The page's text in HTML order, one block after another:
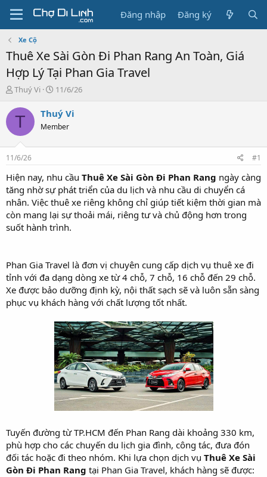
Đăng nhập Đăng ký
Xe Cộ
Thuê Xe Sài Gòn Đi Phan Rang An Toàn, Giá
Hợp Lý Tại Phan Gia Travel
T
r
a
s
t
a
t
e
r
Thuý Vi
N
à
y
g
11/6/26
T Thuý Vi
Member
11/6/26 #1
Hiện nay, nhu cầu Thuê Xe Sài Gòn Đi Phan Rang ngày càng
tăng nhờ sự phát triển của du lịch và nhu cầu di chuyển cá
nhân. Việc thuê xe riêng không chỉ giúp tiết kiệm thời gian mà
còn mang lại sự thoải mái, riêng tư và chủ động hơn trong
suốt hành trình.
Phan Gia Travel là đơn vị chuyên cung cấp dịch vụ thuê xe đi
tỉnh với đa dạng dòng xe từ 4 chỗ, 7 chỗ, 16 chỗ đến 29 chỗ.
Xe được bảo dưỡng định kỳ, nội thất sạch sẽ và luôn sẵn sàng
phục vụ khách hàng với chất lượng tốt nhất.
Tuyến đường từ TP.HCM đến Phan Rang dài khoảng 330 km,
phù hợp cho các chuyến du lịch gia đình, công tác, đưa đón
đối tác hoặc đi theo nhóm. Khi lựa chọn dịch vụ Thuê Xe Sài
Gòn Đi Phan Rang tại Phan Gia Travel, khách hàng sẽ được: